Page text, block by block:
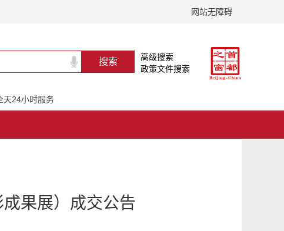
网站无障碍
高级搜索
政策文件搜索
天24小时服务
果展）成交公告